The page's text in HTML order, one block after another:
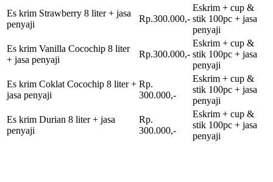
Es krim Strawberry 8 liter + jasa
penyaji
Rp.300.000,-
Eskrim + cup &
stik 100pc + jasa
penyaji
Es krim Vanilla Cocochip 8 liter
+ jasa penyaji
Rp.300.000,-
Eskrim + cup &
stik 100pc + jasa
penyaji
Es krim Coklat Cocochip 8 liter +
jasa penyaji
Rp.
300.000,-
Eskrim + cup &
stik 100pc + jasa
penyaji
Es krim Durian 8 liter + jasa
penyaji
Rp.
300.000,-
Eskrim + cup &
stik 100pc + jasa
penyaji